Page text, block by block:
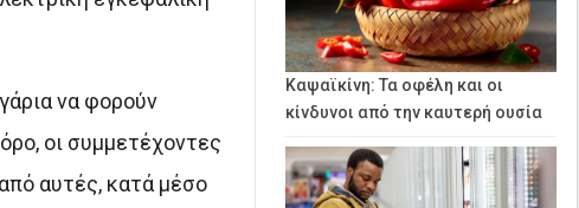
να φορούν
οι συμμετέχοντες
αυτές, κατά μέσο
Καψαϊκίνη: Τα οφέλη και οι
κίνδυνοι από την καυτερή ουσία